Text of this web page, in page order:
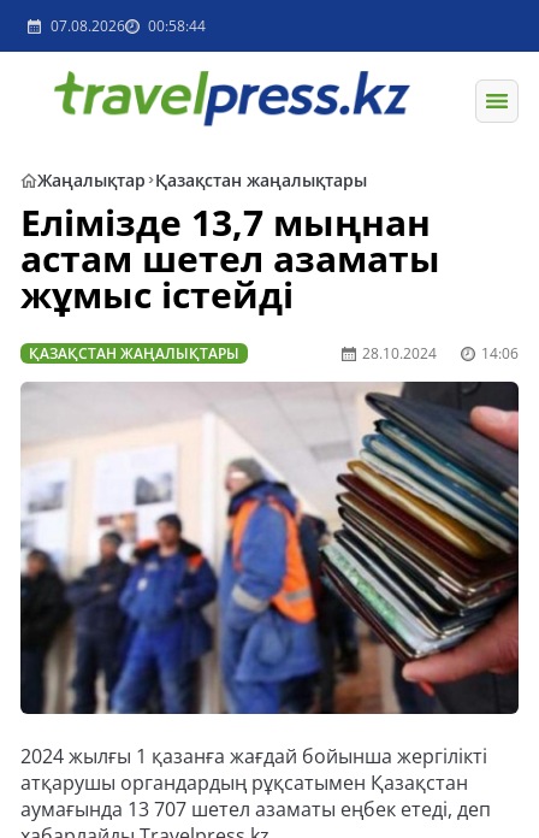
07.08.2026 00:58:44
Жаңалықтар Қазақстан жаңалықтары
Елімізде 13,7 мыңнан
астам шетел азаматы
жұмыс істейді
ҚАЗАҚСТАН ЖАҢАЛЫҚТАРЫ 28.10.2024 14:06
2024 жылғы 1 қазанға жағдай бойынша жергілікті
атқарушы органдардың рұқсатымен Қазақстан
аумағында 13 707 шетел азаматы еңбек етеді, деп